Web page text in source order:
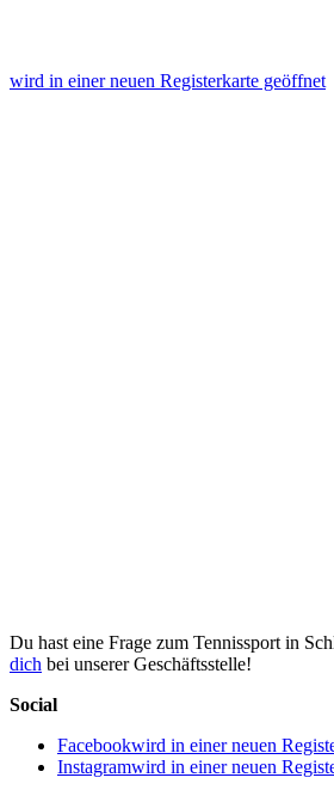
wird in einer neuen Registerkarte geöffnet
Du hast eine Frage zum Tennissport in
dich bei unserer Geschäftsstelle!
Social
Facebookwird in einer neuen
Instagramwird in einer neuen